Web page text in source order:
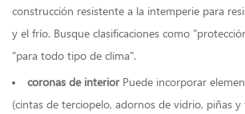
construcción resistente a la intemperie para
y el frío. Busque clasificaciones como
"para todo tipo de clima".
coronas de interior Puede incorporar
(cintas de terciopelo, adornos de vidrio, piñas y